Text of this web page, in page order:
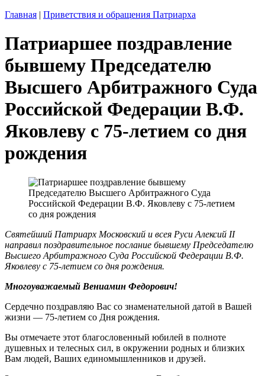
Главная | Приветствия и обращения Патриарха
Патриаршее поздравление
бывшему Председателю
Высшего Арбитражного Суда
Российской Федерации В.Ф.
Яковлеву с 75-летием со дня
рождения
Святейший Патриарх Московский и всея Руси Алексий II
направил поздравительное послание бывшему Председателю
Высшего Арбитражного Суда Российской Федерации В.Ф.
Яковлеву с 75-летием со дня рождения.
Многоуважаемый Вениамин Федорович!
Сердечно поздравляю Вас со знаменательной датой в Вашей
жизни — 75-летием со Дня рождения.
Вы отмечаете этот благословенный юбилей в полноте
душевных и телесных сил, в окружении родных и близких
Вам людей, Ваших единомышленников и друзей.